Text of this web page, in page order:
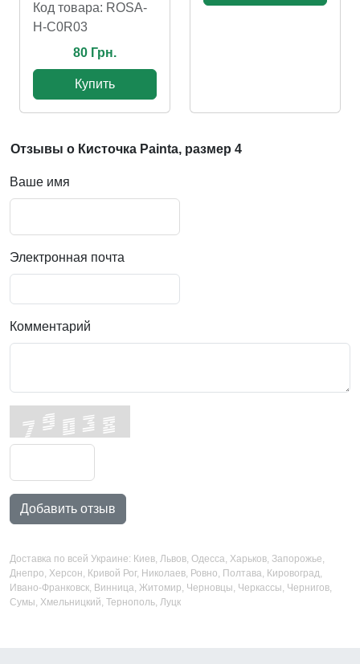
Код товара: ROSA-
H-C0R03
80 Грн.
Купить
Отзывы о Кисточка Painta, размер 4
Ваше имя
Электронная почта
Комментарий
Добавить отзыв
Доставка по всей Украине: Киев, Львов, Одесса, Харьков, Запорожье,
Днепро, Херсон, Кривой Рог, Николаев, Ровно, Полтава, Кировоград,
Ивано-Франковск, Винница, Житомир, Черновцы, Черкассы, Чернигов,
Сумы, Хмельницкий, Тернополь, Луцк